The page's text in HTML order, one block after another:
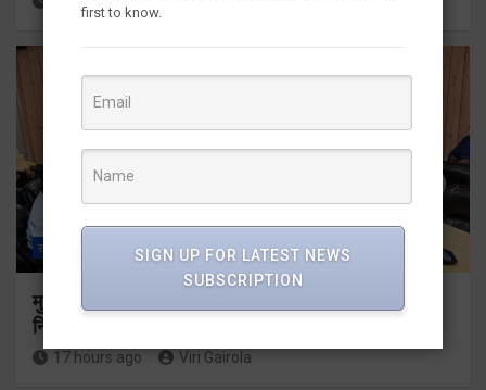
राज्य देहरादून
मुख्यमंत्री धामी ने उत्तराखंड क्रीड़ा विश्वविद्यालय गौलापार के
निर्माण कार्यों की समीक्षा की
17 hours ago Viri Gairola
first to know.
SIGN UP FOR LATEST NEWS
SUBSCRIPTION